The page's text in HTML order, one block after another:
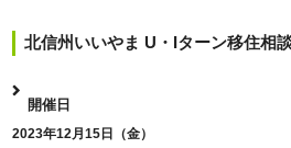
北信州いいやま U・Iターン移住相
開催日
2023年12月15日（金）